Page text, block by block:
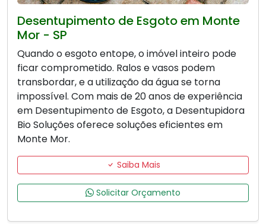
Desentupimento de Esgoto em Monte
Mor - SP
Quando o esgoto entope, o imóvel inteiro pode
ficar comprometido. Ralos e vasos podem
transbordar, e a utilização da água se torna
impossível. Com mais de 20 anos de experiência
em Desentupimento de Esgoto, a Desentupidora
Bio Soluções oferece soluções eficientes em
Monte Mor.
Saiba Mais
Solicitar Orçamento